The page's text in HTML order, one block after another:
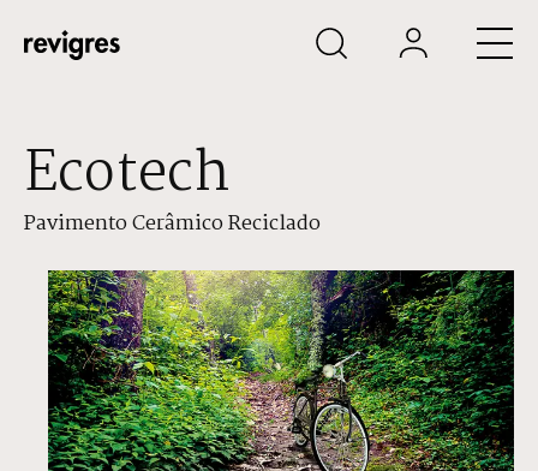
Saltar para o conteúdo principal
Ecotech
Pavimento Cerâmico Reciclado